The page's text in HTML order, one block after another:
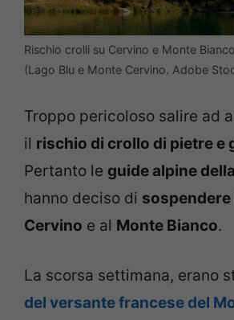
Rischio crolli su Cervino e Monte
(Lago Blu e Monte Cervino. Adobe
Troppo pericoloso salire ad
il rischio di crollo di pietre e
Pertanto le guide alpine
hanno deciso di sospendere
Cervino e al Monte Bianco.
La scorsa settimana, erano
del versante francese del